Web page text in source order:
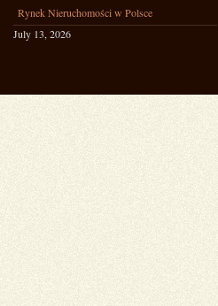
Rynek Nieruchomości w Polsce
July 13, 2026